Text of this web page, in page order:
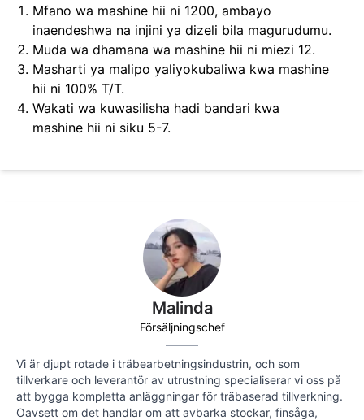
Malinda
Försäljningschef
Vi är djupt rotade i träbearbetningsindustrin, och som
tillverkare och leverantör av utrustning specialiserar vi oss på
att bygga kompletta anläggningar för träbaserad tillverkning.
Oavsett om det handlar om att avbarka stockar, finsåga,
Mfano wa mashine hii ni 1200, ambayo
inaendeshwa na injini ya dizeli bila magurudumu.
Muda wa dhamana wa mashine hii ni miezi 12.
Masharti ya malipo yaliyokubaliwa kwa mashine
hii ni 100% T/T.
Wakati wa kuwasilisha hadi bandari kwa
mashine hii ni siku 5-7.